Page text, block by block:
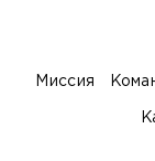
Миссия